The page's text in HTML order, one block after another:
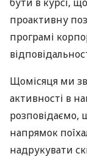
проактивну
програмі
Щомісяця ми
активності в
розповідаємо,
напрямок
надрукувати